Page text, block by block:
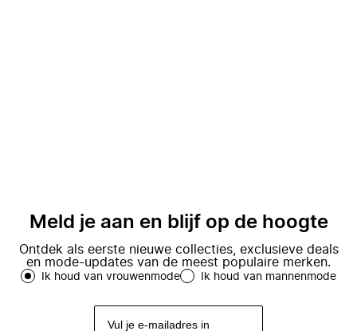
Meld je aan en blijf op de hoogte
Ontdek als eerste nieuwe collecties, exclusieve deals
en mode-updates van de meest populaire merken.
Ik houd van vrouwenmode Ik houd van mannenmode